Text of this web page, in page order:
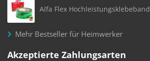
Alfa Flex Hochleistungsklebeband
Mehr Bestseller für Heimwerker
Akzeptierte Zahlungsarten